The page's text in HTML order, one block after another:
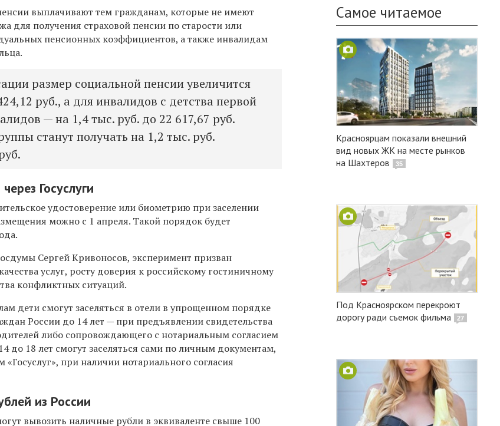
выплачивают тем гражданам, которые не имеют
для получения страховой пенсии по старости или
пенсионных коэффициентов, а также инвалидам
размер социальной пенсии увеличится
руб., а для инвалидов с детства первой
— на 1,4 тыс. руб. до 22 617,67 руб.
станут получать на 1,2 тыс. руб.
Госуслуги
удостоверение или биометрию при заселении
можно с 1 апреля. Такой порядок будет
Сергей Кривоносов, эксперимент призван
услуг, росту доверия к российскому гостиничному
конфликтных ситуаций.
дети смогут заселяться в отели в упрощенном порядке
России до 14 лет — при предъявлении свидетельства
либо сопровождающего с нотариальным согласием
до 18 лет смогут заселяться сами по личным документам,
«Госуслуг», при наличии нотариального согласия
из России
вывозить наличные рубли в эквиваленте свыше 100
Самое читаемое
Красноярцам показали внешний
вид новых ЖК на месте рынков
на Шахтеров
35
Под Красноярском перекроют
дорогу ради съемок фильма
27